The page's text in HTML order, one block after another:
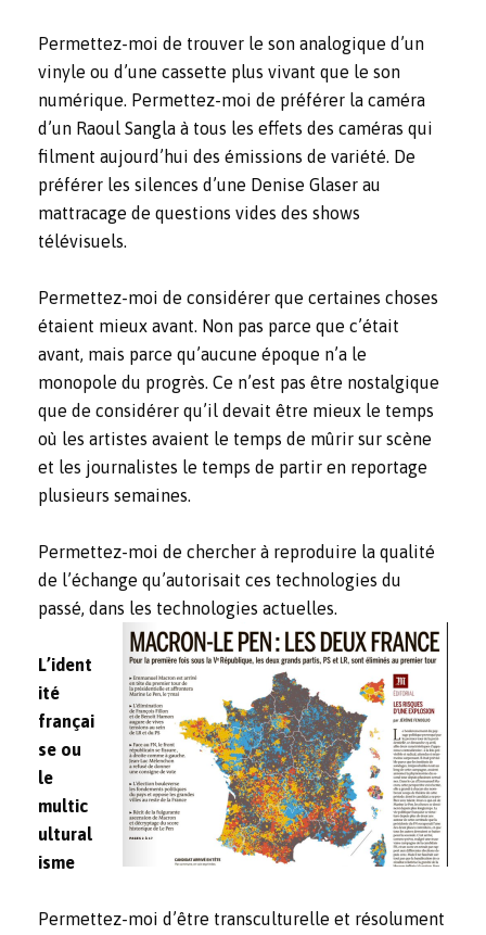
Permettez-moi de trouver le son analogique d’un
vinyle ou d’une cassette plus vivant que le son
numérique. Permettez-moi de préférer la caméra
d’un Raoul Sangla à tous les effets des caméras qui
filment aujourd’hui des émissions de variété. De
préférer les silences d’une Denise Glaser au
mattracage de questions vides des shows
télévisuels.
Permettez-moi de considérer que certaines choses
étaient mieux avant. Non pas parce que c’était
avant, mais parce qu’aucune époque n’a le
monopole du progrès. Ce n’est pas être nostalgique
que de considérer qu’il devait être mieux le temps
où les artistes avaient le temps de mûrir sur scène
et les journalistes le temps de partir en reportage
plusieurs semaines.
Permettez-moi de chercher à reproduire la qualité
de l’échange qu’autorisait ces technologies du
passé, dans les technologies actuelles.
L’ident
ité
françai
se ou
le
multic
ultural
isme
Permettez-moi d’être transculturelle et résolument